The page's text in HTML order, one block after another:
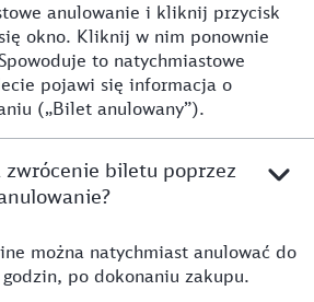
anulowanie i kliknij przycisk
okno. Kliknij w nim ponownie
to natychmiastowe
pojawi się informacja o
(„Bilet anulowany”).
zwrócenie biletu poprzez
można natychmiast anulować do
po dokonaniu zakupu.